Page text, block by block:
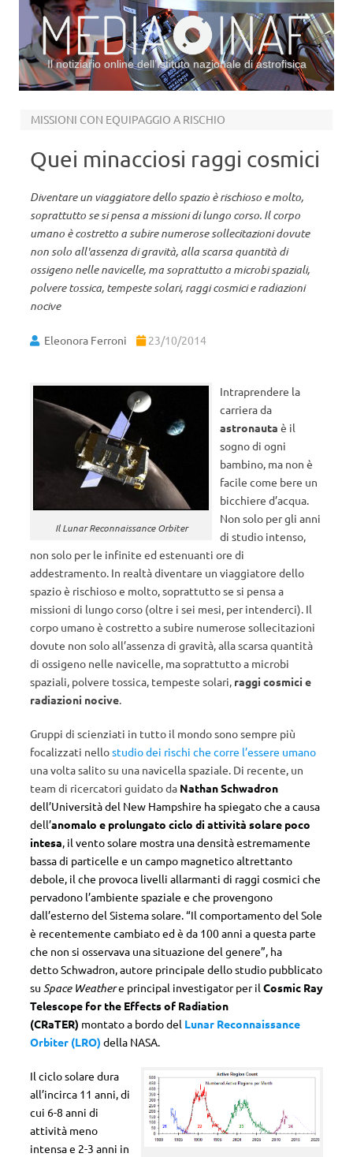
Il notiziario online dell’Istituto nazionale di astrofisica
MISSIONI CON EQUIPAGGIO A RISCHIO
Quei minacciosi raggi cosmici
Diventare un viaggiatore dello spazio è rischioso e molto,
soprattutto se si pensa a missioni di lungo corso. Il corpo
umano è costretto a subire numerose sollecitazioni dovute
non solo all'assenza di gravità, alla scarsa quantità di
ossigeno nelle navicelle, ma soprattutto a microbi spaziali,
polvere tossica, tempeste solari, raggi cosmici e radiazioni
nocive
Eleonora Ferroni 23/10/2014
Il Lunar Reconnaissance Orbiter
Intraprendere la
carriera da
astronauta è il
sogno di ogni
bambino, ma non è
facile come bere un
bicchiere d’acqua.
Non solo per gli anni
di studio intenso,
non solo per le infinite ed estenuanti ore di
addestramento. In realtà diventare un viaggiatore dello
spazio è rischioso e molto, soprattutto se si pensa a
missioni di lungo corso (oltre i sei mesi, per intenderci). Il
corpo umano è costretto a subire numerose sollecitazioni
dovute non solo all’assenza di gravità, alla scarsa quantità
di ossigeno nelle navicelle, ma soprattutto a microbi
spaziali, polvere tossica, tempeste solari, raggi cosmici e
radiazioni nocive.
Gruppi di scienziati in tutto il mondo sono sempre più
focalizzati nellostudio dei rischi che corre l’essere umano
una volta salito su una navicella spaziale. Di recente, un
team di ricercatori guidato da Nathan Schwadron
dell’Università del New Hampshire ha spiegato che a causa
dell’anomalo e prolungato ciclo di attività solare poco
intesa, il vento solare mostra una densità estremamente
bassa di particelle e un campo magnetico altrettanto
debole, il che provoca livelli allarmanti di raggi cosmici che
pervadono l’ambiente spaziale e che provengono
dall’esterno del Sistema solare. “Il comportamento del Sole
è recentemente cambiato ed è da 100 anni a questa parte
che non si osservava una situazione del genere”, ha
detto Schwadron, autore principale dello studio pubblicato
su Space Weathere principal investigator per il Cosmic Ray
Telescope for the Effects of Radiation
(CRaTER) montato a bordo del Lunar Reconnaissance
Orbiter (LRO) della NASA.
Il ciclo solare dura
all’incirca 11 anni, di
cui 6-8 anni di
attività meno
intensa e 2-3 anni in